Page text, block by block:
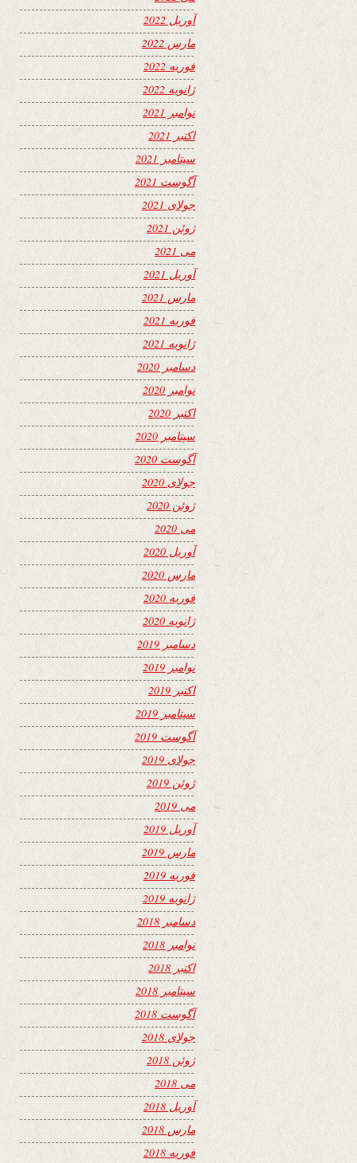
آوریل 2022
مارس 2022
فوریه 2022
ژانویه 2022
نوامبر 2021
اکتبر 2021
سپتامبر 2021
آگوست 2021
جولای 2021
ژوئن 2021
می 2021
آوریل 2021
مارس 2021
فوریه 2021
ژانویه 2021
دسامبر 2020
نوامبر 2020
اکتبر 2020
سپتامبر 2020
آگوست 2020
جولای 2020
ژوئن 2020
می 2020
آوریل 2020
مارس 2020
فوریه 2020
ژانویه 2020
دسامبر 2019
نوامبر 2019
اکتبر 2019
سپتامبر 2019
آگوست 2019
جولای 2019
ژوئن 2019
می 2019
آوریل 2019
مارس 2019
فوریه 2019
ژانویه 2019
دسامبر 2018
نوامبر 2018
اکتبر 2018
سپتامبر 2018
آگوست 2018
جولای 2018
ژوئن 2018
می 2018
آوریل 2018
مارس 2018
فوریه 2018